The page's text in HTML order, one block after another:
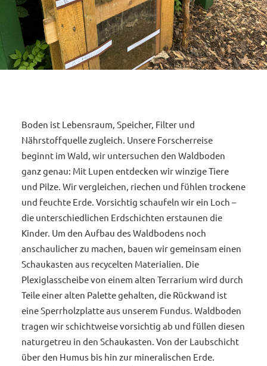
Boden ist Lebensraum, Speicher, Filter und
Nährstoffquelle zugleich. Unsere Forscherreise
beginnt im Wald, wir untersuchen den Waldboden
ganz genau: Mit Lupen entdecken wir winzige Tiere
und Pilze. Wir vergleichen, riechen und fühlen trockene
und feuchte Erde. Vorsichtig schaufeln wir ein Loch –
die unterschiedlichen Erdschichten erstaunen die
Kinder. Um den Aufbau des Waldbodens noch
anschaulicher zu machen, bauen wir gemeinsam einen
Schaukasten aus recycelten Materialien. Die
Plexiglasscheibe von einem alten Terrarium wird durch
Teile einer alten Palette gehalten, die Rückwand ist
eine Sperrholzplatte aus unserem Fundus. Waldboden
tragen wir schichtweise vorsichtig ab und füllen diesen
naturgetreu in den Schaukasten. Von der Laubschicht
über den Humus bis hin zur mineralischen Erde.